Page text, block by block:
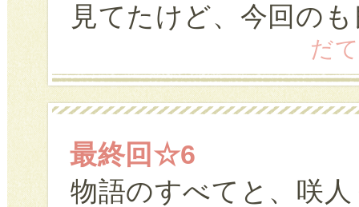
見てたけど、今回の
だ
最終回☆6
物語のすべてと、咲